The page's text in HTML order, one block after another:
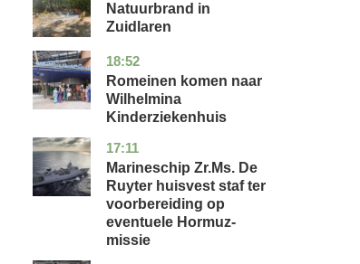
Natuurbrand in
Zuidlaren
18:52
utrecht
nieuws
Romeinen komen naar
Wilhelmina
Kinderziekenhuis
17:11
zuid-
holland
nieuws
Marineschip Zr.Ms. De
Ruyter huisvest staf ter
voorbereiding op
eventuele Hormuz-
missie